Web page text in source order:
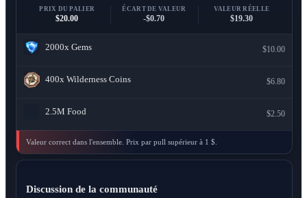
PRIX DU PALIER
$20.00
ÉCART DE VALEUR
-$0.70
VALEUR RÉELLE
$19.30
2000x Gems $10.00
400x Wilderness Coins $6.80
2.5M Food $2.50
Valeur correct dans l'ensemble. Prix par pull supérieur à 1 $.
Discussion de la communauté